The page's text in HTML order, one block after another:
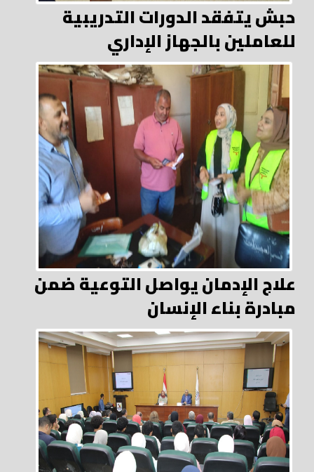
حبش يتفقد الدورات التدريبية
للعاملين بالجهاز الإداري
علاج الإدمان يواصل التوعية ضمن
مبادرة بناء الإنسان